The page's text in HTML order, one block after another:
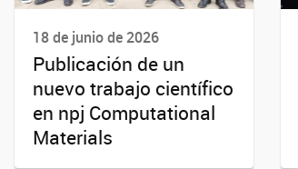
18 de junio de 2026
Publicación de un
nuevo trabajo científico
en npj Computational
Materials